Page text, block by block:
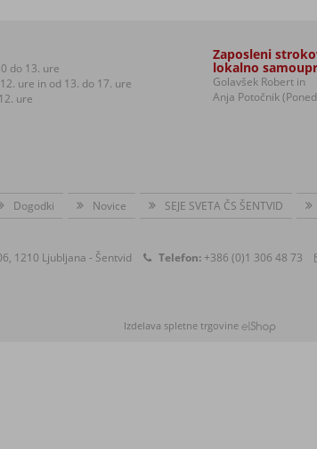
do 13. ure
12. ure in od 13. do 17. ure
ure
Zaposleni
lokalno
Golavšek Robert in
Anja Potočnik
Dogodki Novice SEJE SVETA ČS ŠENTVID
1210 Ljubljana - Šentvid Telefon: +386 (0)1 306 48 73
Izdelava spletne trgovine